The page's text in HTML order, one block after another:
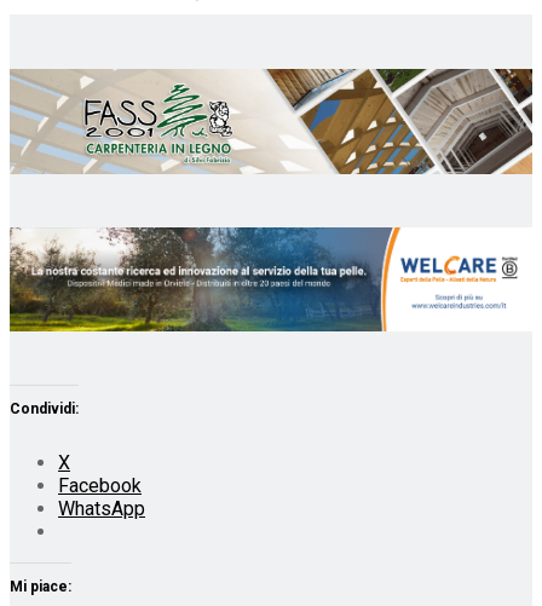
Condividi:
X
Facebook
WhatsApp
Mi piace: